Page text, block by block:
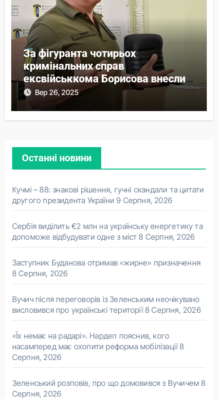
За фігуранта чотирьох
кримінальних справ
ексвійськкома Борисова внесли
понад 44 млн застави
Вер 26, 2025
Останні новини
Кучмі – 88: знакові рішення, гучні скандали та цитати
другого президента України 9 Серпня, 2026
Сербія виділить €2 млн на українську енергетику та
допоможе відбудувати одне з міст 8 Серпня, 2026
Заступник Буданова отримав «жирне» призначення
8 Серпня, 2026
Вучич після переговорів із Зеленським неочікувано
висловився про українські території 8 Серпня, 2026
«Їх немає на радарі». Нардеп пояснив, кого
насамперед має охопити реформа мобілізації 8
Серпня, 2026
Зеленський розповів, про що домовився з Вучичем 8
Серпня, 2026